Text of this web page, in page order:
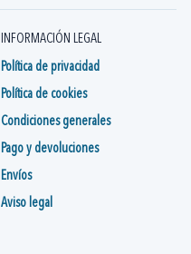
INFORMACIÓN LEGAL
Política de privacidad
Política de cookies
Condiciones generales
Pago y devoluciones
Envíos
Aviso legal